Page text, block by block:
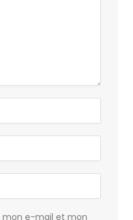
mon e-mail et mon